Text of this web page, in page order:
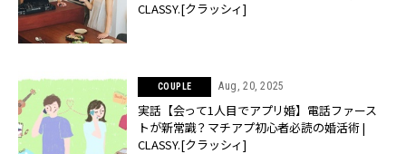
CLASSY.[クラッシィ]
COUPLE Aug, 20, 2025
実話【会って1人目でアプリ婚】電話ファース
トが新常識？マチアプ初心者必読の婚活術 |
CLASSY.[クラッシィ]